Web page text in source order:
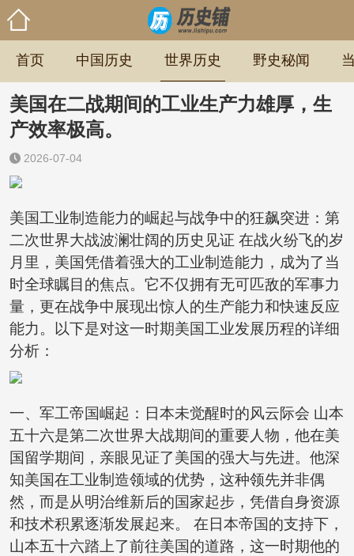
首页 中国历史 世界历史 野史秘闻
美国在二战期间的工业生产力雄厚，生
产效率极高。
2026-07-04
美国工业制造能力的崛起与战争中的狂飙突进：第
二次世界大战波澜壮阔的历史见证 在战火纷飞的岁
月里，美国凭借着强大的工业制造能力，成为了当
时全球瞩目的焦点。它不仅拥有无可匹敌的军事力
量，更在战争中展现出惊人的生产能力和快速反应
能力。以下是对这一时期美国工业发展历程的详细
分析：
一、军工帝国崛起：日本未觉醒时的风云际会 山本
五十六是第二次世界大战期间的重要人物，他在美
国留学期间，亲眼见证了美国的强大与先进。他深
知美国在工业制造领域的优势，这种领先并非偶
然，而是从明治维新后的国家起步，凭借自身资源
和技术积累逐渐发展起来。 在日本帝国的支持下，
山本五十六踏上了前往美国的道路，这一时期他的